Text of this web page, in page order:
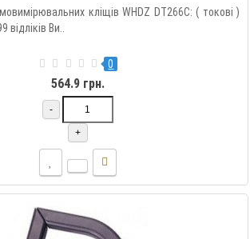
кліщів WHDZ DT266C: ( токові )
Ви..
0
564.9 грн.
-
+